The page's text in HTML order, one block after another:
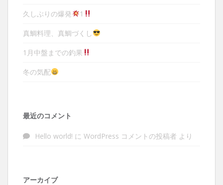
久しぶりの爆発 1
真鯛料理、真鯛づくし
1月中盤までの釣果
冬の気配
最近のコメント
Hello world! に WordPress コメントの投稿者 より
アーカイブ